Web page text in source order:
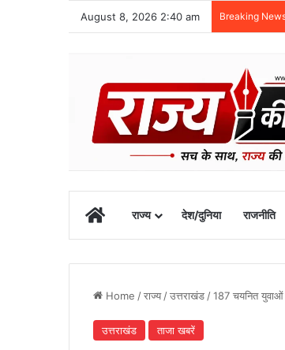
August 8, 2026 2:40 am Breaking
Homeराज्य देश/दुनिया राजनीति
Home /राज्य /उत्तराखंड /187 चयनित युवाओं
उत्तराखंड ताजा खबरें